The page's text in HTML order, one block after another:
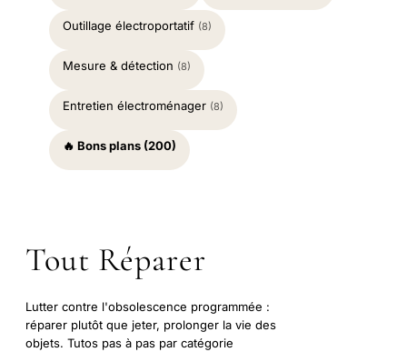
Outillage électroportatif (8)
Mesure & détection (8)
Entretien électroménager (8)
🔥 Bons plans (200)
Tout Réparer
Lutter contre l'obsolescence programmée :
réparer plutôt que jeter, prolonger la vie des
objets. Tutos pas à pas par catégorie